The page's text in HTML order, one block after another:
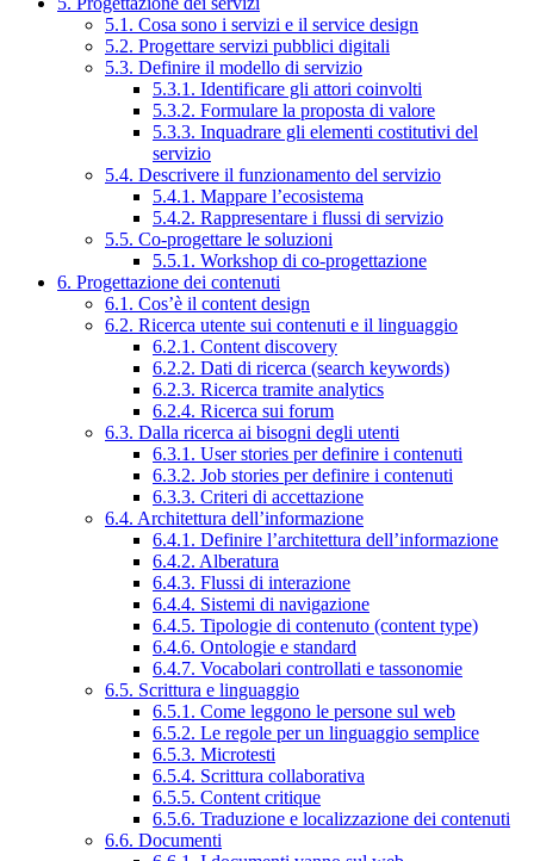
5.1. Cosa sono i servizi e il service design
5.2. Progettare servizi pubblici digitali
5.3. Definire il modello di servizio
5.3.1. Identificare gli attori coinvolti
5.3.2. Formulare la proposta di valore
5.3.3. Inquadrare gli elementi costitutivi del
servizio
5.4. Descrivere il funzionamento del servizio
5.4.1. Mappare l’ecosistema
5.4.2. Rappresentare i flussi di servizio
5.5. Co-progettare le soluzioni
5.5.1. Workshop di co-progettazione
6. Progettazione dei contenuti
6.1. Cos’è il content design
6.2. Ricerca utente sui contenuti e il linguaggio
6.2.1. Content discovery
6.2.2. Dati di ricerca (search keywords)
6.2.3. Ricerca tramite analytics
6.2.4. Ricerca sui forum
6.3. Dalla ricerca ai bisogni degli utenti
6.3.1. User stories per definire i contenuti
6.3.2. Job stories per definire i contenuti
6.3.3. Criteri di accettazione
6.4. Architettura dell’informazione
6.4.1. Definire l’architettura dell’informazione
6.4.2. Alberatura
6.4.3. Flussi di interazione
6.4.4. Sistemi di navigazione
6.4.5. Tipologie di contenuto (content type)
6.4.6. Ontologie e standard
6.4.7. Vocabolari controllati e tassonomie
6.5. Scrittura e linguaggio
6.5.1. Come leggono le persone sul web
6.5.2. Le regole per un linguaggio semplice
6.5.3. Microtesti
6.5.4. Scrittura collaborativa
6.5.5. Content critique
6.5.6. Traduzione e localizzazione dei contenuti
6.6. Documenti